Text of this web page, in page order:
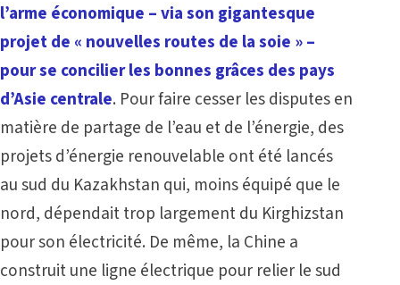
l’arme économique –via son gigantesque
projet de « nouvelles routes de la soie » –
pour se concilier les bonnes grâces des pays
d’Asie centrale. Pour faire cesser les disputes en
matière de partage de l’eau et de l’énergie, des
projets d’énergie renouvelable ont été lancés
au sud du Kazakhstan qui, moins équipé que le
nord, dépendait trop largement du Kirghizstan
pour son électricité. De même, la Chine a
construit une ligne électrique pour relier le sud